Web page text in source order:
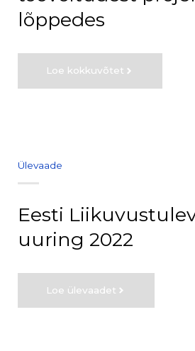
lõppedes
Loe kokkuvõtet
Ülevaade
Eesti
uuring 2022
Loe ülevaadet